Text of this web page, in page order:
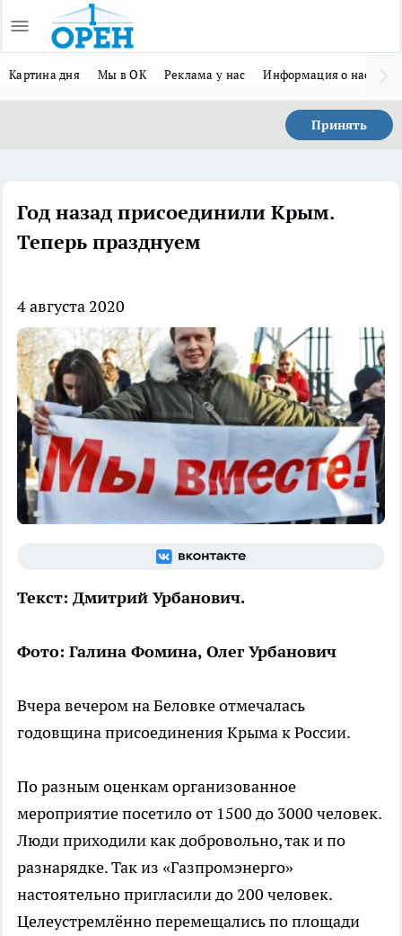
Картина дня Мы в ОК Реклама у нас Информация о нас
Принять
Год назад присоединили Крым.
Теперь празднуем
4 августа 2020
Текст: Дмитрий Урбанович.
Фото: Галина Фомина, Олег Урбанович
Вчера вечером на Беловке отмечалась
годовщина присоединения Крыма к России.
По разным оценкам организованное
мероприятие посетило от 1500 до 3000 человек.
Люди приходили как добровольно, так и по
разнарядке. Так из «Газпромэнерго»
настоятельно пригласили до 200 человек.
Целеустремлённо перемещались по площади